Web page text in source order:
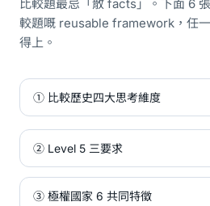
比較題最忌「散 facts」。下面 6
較題嘅 reusable framework，任
得上。
① 比較歷史四大思考維度
② Level 5 三要求
③ 極權國家 6 共同特徵